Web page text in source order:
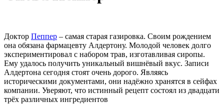
Доктор Пеппер – самая старая газировка. Своим рождением
она обязана фармацевту Алдертону. Молодой человек долго
экспериментировал с набором трав, изготавливая сиропы.
Ему удалось получить уникальный вишнёвый вкус. Записи
Алдертона сегодня стоят очень дорого. Являясь
историческими документами, они надёжно хранятся в сейфах
компании. Уверяют, что истинный рецепт состоял из двадцати
трёх различных ингредиентов